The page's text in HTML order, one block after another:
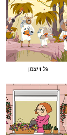
גל וייצמן